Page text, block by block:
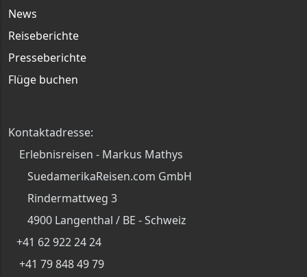
News
Reiseberichte
Presseberichte
Flüge buchen
Kontaktadresse:
Erlebnisreisen - Markus Mathys
SuedamerikaReisen.com GmbH
Rindermattweg 3
4900 Langenthal / BE - Schweiz
+41 62 922 24 24
+41 79 848 49 79